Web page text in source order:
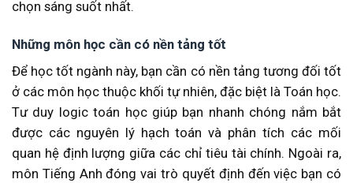
chọn sáng suốt nhất.
Những môn học cần có nền tảng tốt
Để học tốt ngành này, bạn cần có nền tảng tương đối tốt
ở các môn học thuộc khối tự nhiên, đặc biệt là Toán học.
Tư duy logic toán học giúp bạn nhanh chóng nắm bắt
được các nguyên lý hạch toán và phân tích các mối
quan hệ định lượng giữa các chỉ tiêu tài chính. Ngoài ra,
môn Tiếng Anh đóng vai trò quyết định đến việc bạn có